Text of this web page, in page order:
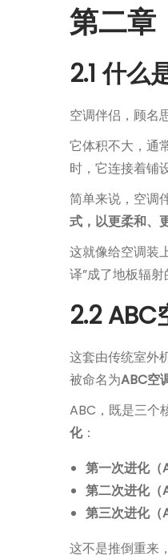
第二章
2.1 什么
空调伴侣，顾名
它体积不大，通
时，它连接着铺
简单来说，空调
式，以更柔和、
这就像给空调装
译”成了地板辐
2.2 ABC
这套由传统室外
被命名为ABC空
ABC，既是三个
化：
第一次进化（
第二次进化（
第三次进化（
这不是推倒重来